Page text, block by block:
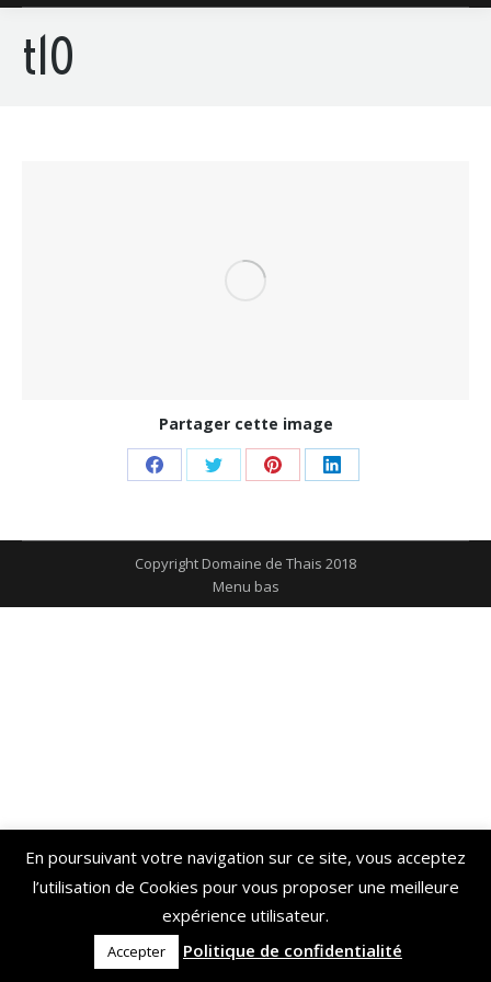
t10
Partager cette image
Share
Facebook
Share
Twitter
Share
Pinterest
Share
LinkedIn
Copyright Domaine de Thais 2018
Menu bas
En poursuivant votre navigation sur ce site, vous acceptez
l’utilisation de Cookies pour vous proposer une meilleure
expérience utilisateur.
Accepter Politique de confidentialité